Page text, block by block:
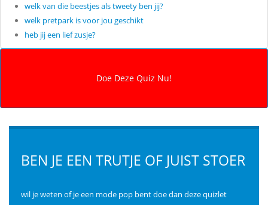
welk van die beestjes als tweety ben jij?
welk pretpark is voor jou geschikt
heb jij een lief zusje?
BEN JE EEN TRUTJE OF JUIST STOER
wil je weten of je een mode pop bent doe dan deze quizlet